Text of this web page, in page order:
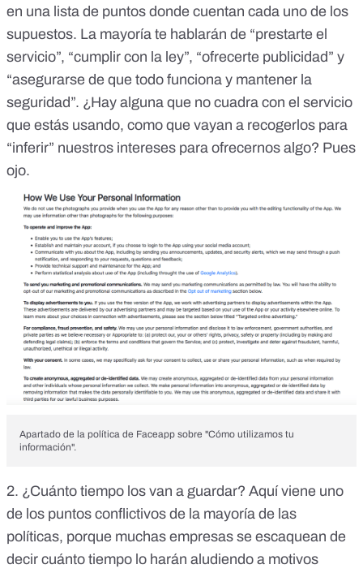
en una lista de puntos donde cuentan cada uno de los
supuestos. La mayoría te hablarán de “prestarte el
servicio”, “cumplir con la ley”, “ofrecerte publicidad” y
“asegurarse de que todo funciona y mantener la
seguridad”. ¿Hay alguna que no cuadra con el servicio
que estás usando, como que vayan a recogerlos para
“inferir” nuestros intereses para ofrecernos algo? Pues
ojo.
Apartado de la política de Faceapp sobre "Cómo utilizamos tu
información".
2. ¿Cuánto tiempo los van a guardar? Aquí viene uno
de los puntos conflictivos de la mayoría de las
políticas, porque muchas empresas se escaquean de
decir cuánto tiempo lo harán aludiendo a motivos